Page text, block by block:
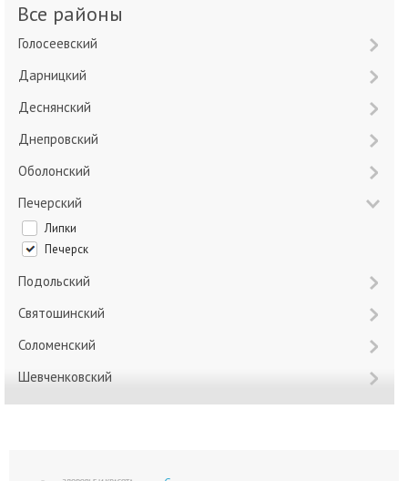
Все районы
Голосеевский
Дарницкий
Деснянский
Днепровский
Оболонский
Печерский
Липки
Печерск
Подольский
Святошинский
Соломенский
Шевченковский